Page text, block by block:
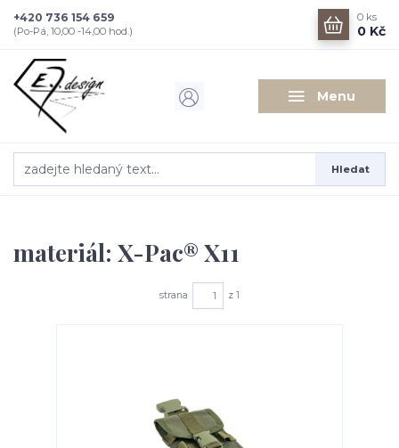
Menu
Hledat
+420 736 154 659
(Po-Pá, 10,00 -14,00 hod.)
0 ks
0 Kč
materiál: X-Pac® X11
strana z 1